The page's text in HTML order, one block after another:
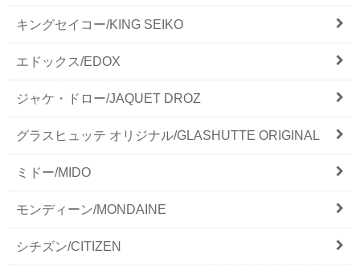
キングセイコー/KING SEIKO
エドックス/EDOX
ジャケ・ドロー/JAQUET DROZ
グラスヒュッテ オリジナル/GLASHUTTE ORIGINAL
ミドー/MIDO
モンディーン/MONDAINE
シチズン/CITIZEN